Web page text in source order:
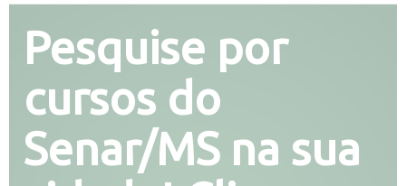
Pesquise por
cursos do
Senar/MS na sua